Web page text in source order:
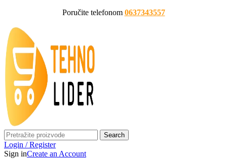
Poručite telefonom 0637343557
Search
Login / Register
Sign inCreate an Account